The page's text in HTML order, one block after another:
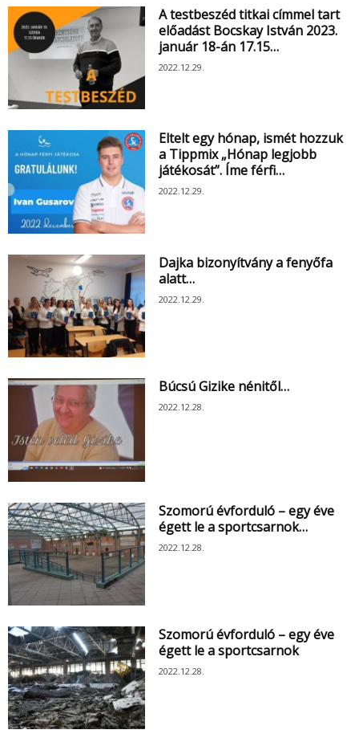
A testbeszéd titkai címmel tart
előadást Bocskay István 2023.
január 18-án 17.15…
2022.12.29.
Eltelt egy hónap, ismét hozzuk
a Tippmix „Hónap legjobb
játékosát”. Íme férfi…
2022.12.29.
Dajka bizonyítvány a fenyőfa
alatt…
2022.12.29.
Búcsú Gizike nénitől…
2022.12.28.
Szomorú évforduló – egy éve
égett le a sportcsarnok…
2022.12.28.
Szomorú évforduló – egy éve
égett le a sportcsarnok
2022.12.28.